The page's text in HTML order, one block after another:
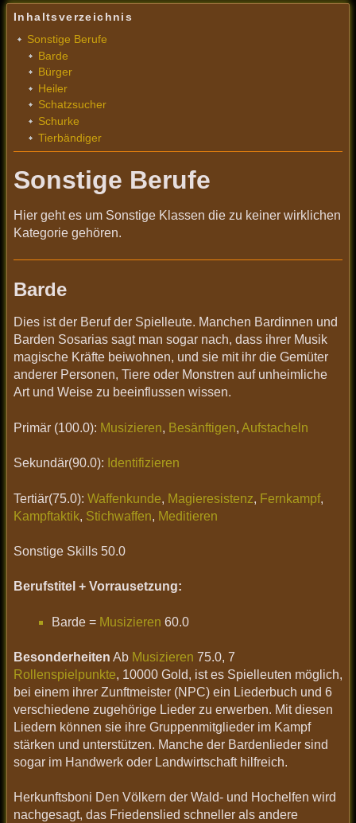
Inhaltsverzeichnis
Sonstige Berufe
Barde
Bürger
Heiler
Schatzsucher
Schurke
Tierbändiger
Sonstige Berufe
Hier geht es um Sonstige Klassen die zu keiner wirklichen
Kategorie gehören.
Barde
Dies ist der Beruf der Spielleute. Manchen Bardinnen und
Barden Sosarias sagt man sogar nach, dass ihrer Musik
magische Kräfte beiwohnen, und sie mit ihr die Gemüter
anderer Personen, Tiere oder Monstren auf unheimliche
Art und Weise zu beeinflussen wissen.
Primär (100.0): Musizieren, Besänftigen, Aufstacheln
Sekundär(90.0): Identifizieren
Tertiär(75.0): Waffenkunde, Magieresistenz, Fernkampf,
Kampftaktik, Stichwaffen, Meditieren
Sonstige Skills 50.0
Berufstitel + Vorrausetzung:
Barde = Musizieren 60.0
Besonderheiten Ab Musizieren 75.0, 7
Rollenspielpunkte, 10000 Gold, ist es Spielleuten möglich,
bei einem ihrer Zunftmeister (NPC) ein Liederbuch und 6
verschiedene zugehörige Lieder zu erwerben. Mit diesen
Liedern können sie ihre Gruppenmitglieder im Kampf
stärken und unterstützen. Manche der Bardenlieder sind
sogar im Handwerk oder Landwirtschaft hilfreich.
Herkunftsboni Den Völkern der Wald- und Hochelfen wird
nachgesagt, das Friedenslied schneller als andere